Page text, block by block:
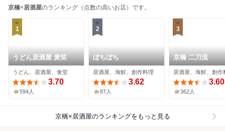
京橋×居酒屋のランキング（点数の高いお店）です。
1
うどん居酒屋 麦笑
うどん、居酒屋、食堂
3.70
594人
2
ぼちぼち
居酒屋、海鮮、創作料理
3.62
87人
3
京橋 二刀流
居酒屋、海鮮、創作
3.60
362人
京橋×居酒屋のランキングをもっと見る